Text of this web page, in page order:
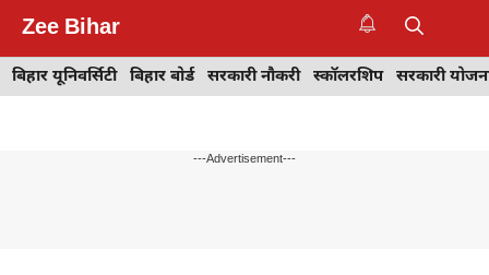
content
Zee Bihar
बिहार यूनिवर्सिटी बिहार बोर्ड सरकारी नौकरी स्कॉलरशिप सरकारी
---Advertisement---